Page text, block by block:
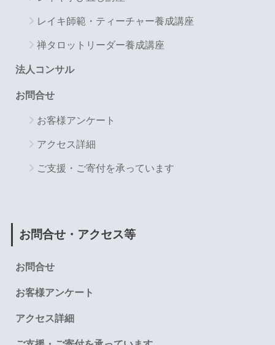
レイキ師範・ティーチャー養成講座
禅タロットリーダー養成講座
法人コンサル
お問合せ
お客様アンケート
アクセス詳細
ご支援・ご寄付を承っています
お問合せ・アクセス等
お問合せ
お客様アンケート
アクセス詳細